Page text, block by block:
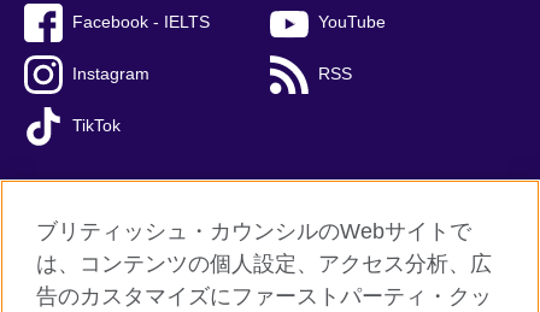
Facebook - IELTS YouTube
Instagram RSS
TikTok
ご利用に際して
ブリティッシュ・カウンシルのWebサイトで
は、コンテンツの個人設定、アクセス分析、広
告のカスタマイズにファーストパーティ・クッ